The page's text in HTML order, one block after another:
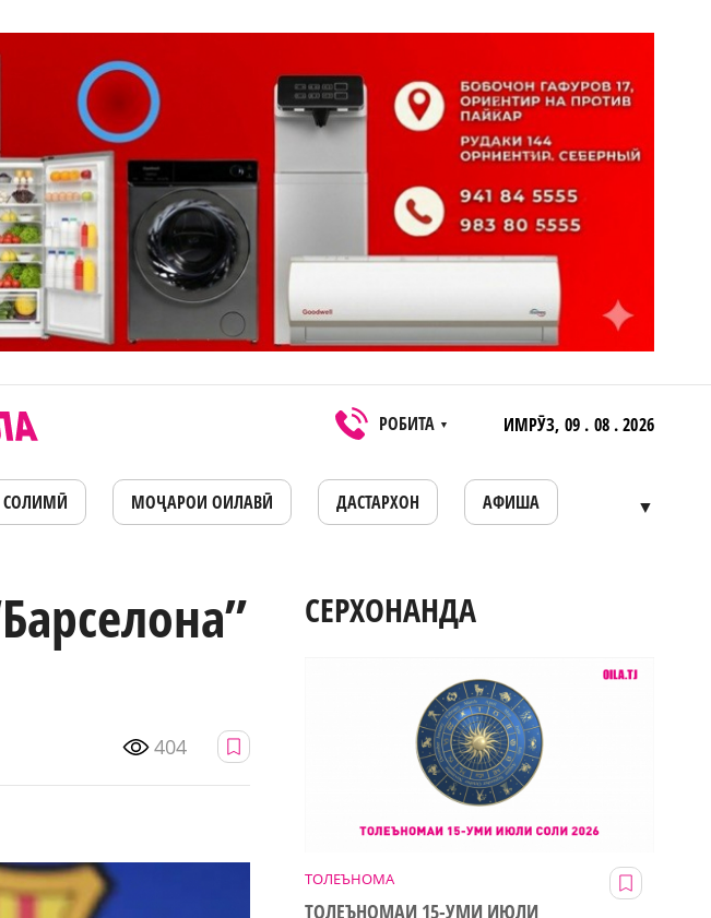
РОБИТА ▼ ИМРӮЗ, 09 . 08 . 2026
СОЛИМӢ МОҶАРОИ ОИЛАВӢ ДАСТАРХОН АФИША ▼
404
СЕРХОНАНДА
ТОЛЕЪНОМА
ТОЛЕЪНОМАИ 15-УМИ ИЮЛИ